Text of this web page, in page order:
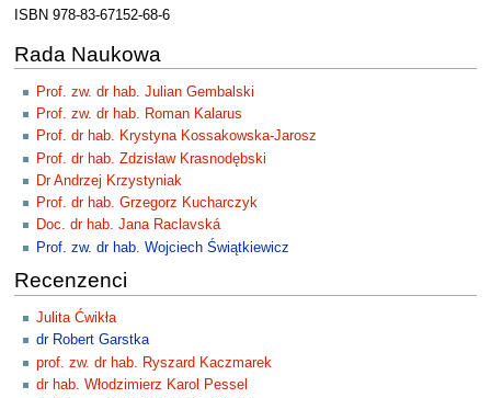
ISBN 978-83-67152-68-6
Rada Naukowa
Prof. zw. dr hab. Julian Gembalski
Prof. zw. dr hab. Roman Kalarus
Prof. dr hab. Krystyna Kossakowska-Jarosz
Prof. dr hab. Zdzisław Krasnodębski
Dr Andrzej Krzystyniak
Prof. dr hab. Grzegorz Kucharczyk
Doc. dr hab. Jana Raclavská
Prof. zw. dr hab. Wojciech Świątkiewicz
Recenzenci
Julita Ćwikła
dr Robert Garstka
prof. zw. dr hab. Ryszard Kaczmarek
dr hab. Włodzimierz Karol Pessel